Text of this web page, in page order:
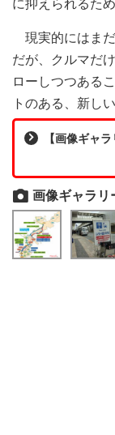
現実的にはま
だが、クルマだ
ローしつつある
トのある、新し
【画像ギャ
画像ギャラリ